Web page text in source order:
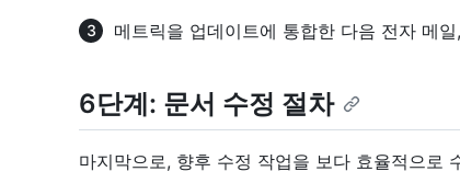
메트릭을 업데이트에 통합한 다음 전자 메
6단계: 문서 수정 절차
마지막으로, 향후 수정 작업을 보다 효율적으로